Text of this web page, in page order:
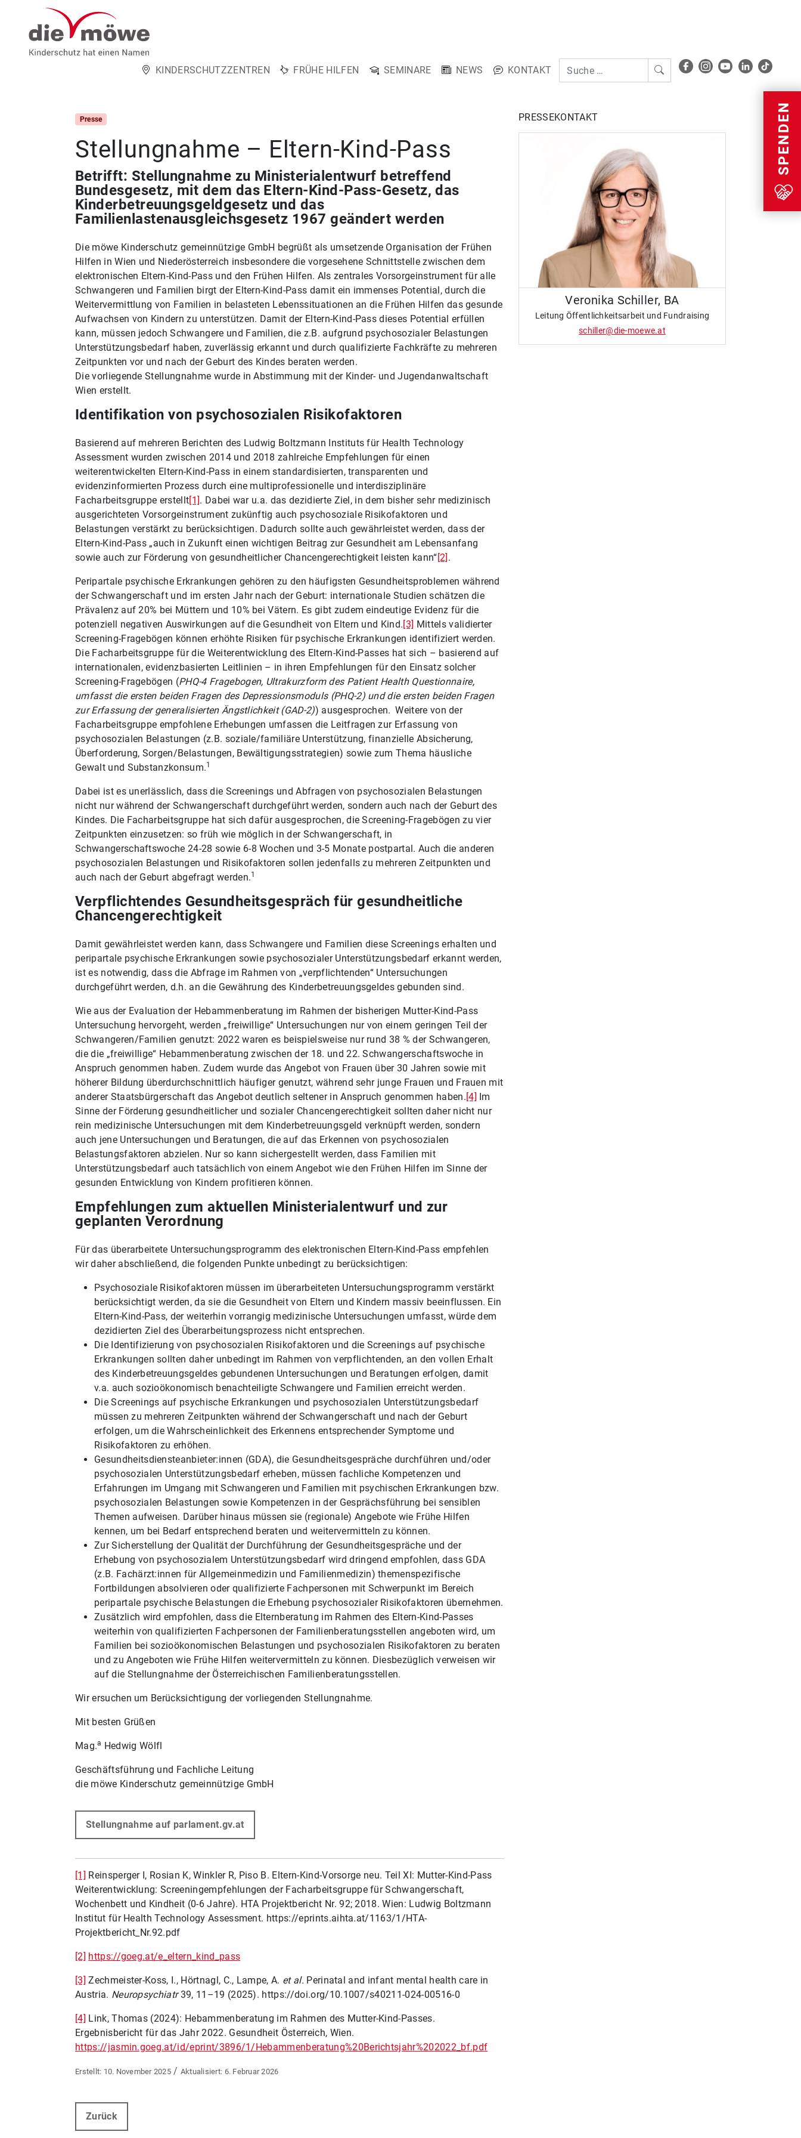
Weiter zum Inhalt
KINDERSCHUTZZENTREN FRÜHE HILFEN SEMINARE NEWS
KONTAKT
Menu
SPENDEN
Presse
Stellungnahme – Eltern-Kind-Pass
Betrifft: Stellungnahme zu Ministerialentwurf betreffend
Bundesgesetz, mit dem das Eltern-Kind-Pass-Gesetz, das
Kinderbetreuungsgeldgesetz und das
Familienlastenausgleichsgesetz 1967 geändert werden
Die möwe Kinderschutz gemeinnützige GmbH begrüßt als umsetzende Organisation der Frühen
Hilfen in Wien und Niederösterreich insbesondere die vorgesehene Schnittstelle zwischen dem
elektronischen Eltern-Kind-Pass und den Frühen Hilfen. Als zentrales Vorsorgeinstrument für alle
Schwangeren und Familien birgt der Eltern-Kind-Pass damit ein immenses Potential, durch die
Weitervermittlung von Familien in belasteten Lebenssituationen an die Frühen Hilfen das gesunde
Aufwachsen von Kindern zu unterstützen. Damit der Eltern-Kind-Pass dieses Potential erfüllen
kann, müssen jedoch Schwangere und Familien, die z.B. aufgrund psychosozialer Belastungen
Unterstützungsbedarf haben, zuverlässig erkannt und durch qualifizierte Fachkräfte zu mehreren
Zeitpunkten vor und nach der Geburt des Kindes beraten werden.
Die vorliegende Stellungnahme wurde in Abstimmung mit der Kinder- und Jugendanwaltschaft
Wien erstellt.
Identifikation von psychosozialen Risikofaktoren
Basierend auf mehreren Berichten des Ludwig Boltzmann Instituts für Health Technology
Assessment wurden zwischen 2014 und 2018 zahlreiche Empfehlungen für einen
weiterentwickelten Eltern-Kind-Pass in einem standardisierten, transparenten und
evidenzinformierten Prozess durch eine multiprofessionelle und interdisziplinäre
Facharbeitsgruppe erstellt[1]. Dabei war u.a. das dezidierte Ziel, in dem bisher sehr medizinisch
ausgerichteten Vorsorgeinstrument zukünftig auch psychosoziale Risikofaktoren und
Belastungen verstärkt zu berücksichtigen. Dadurch sollte auch gewährleistet werden, dass der
Eltern-Kind-Pass „auch in Zukunft einen wichtigen Beitrag zur Gesundheit am Lebensanfang
sowie auch zur Förderung von gesundheitlicher Chancengerechtigkeit leisten kann“[2] .
Peripartale psychische Erkrankungen gehören zu den häufigsten Gesundheitsproblemen während
der Schwangerschaft und im ersten Jahr nach der Geburt: internationale Studien schätzen die
Prävalenz auf 20% bei Müttern und 10% bei Vätern. Es gibt zudem eindeutige Evidenz für die
potenziell negativen Auswirkungen auf die Gesundheit von Eltern und Kind.[3] Mittels validierter
Screening-Fragebögen können erhöhte Risiken für psychische Erkrankungen identifiziert werden.
Die Facharbeitsgruppe für die Weiterentwicklung des Eltern-Kind-Passes hat sich – basierend auf
internationalen, evidenzbasierten Leitlinien – in ihren Empfehlungen für den Einsatz solcher
Screening-Fragebögen (PHQ-4 Fragebogen, Ultrakurzform des Patient Health Questionnaire,
umfasst die ersten beiden Fragen des Depressionsmoduls (PHQ-2) und die ersten beiden Fragen
zur Erfassung der generalisierten Ängstlichkeit (GAD-2)) ausgesprochen. Weitere von der
Facharbeitsgruppe empfohlene Erhebungen umfassen die Leitfragen zur Erfassung von
psychosozialen Belastungen (z.B. soziale/familiäre Unterstützung, finanzielle Absicherung,
Überforderung, Sorgen/Belastungen, Bewältigungsstrategien) sowie zum Thema häusliche
Gewalt und Substanzkonsum.1
Dabei ist es unerlässlich, dass die Screenings und Abfragen von psychosozialen Belastungen
nicht nur während der Schwangerschaft durchgeführt werden, sondern auch nach der Geburt des
Kindes. Die Facharbeitsgruppe hat sich dafür ausgesprochen, die Screening-Fragebögen zu vier
Zeitpunkten einzusetzen: so früh wie möglich in der Schwangerschaft, in
Schwangerschaftswoche 24-28 sowie 6-8 Wochen und 3-5 Monate postpartal. Auch die anderen
psychosozialen Belastungen und Risikofaktoren sollen jedenfalls zu mehreren Zeitpunkten und
auch nach der Geburt abgefragt werden.1
Verpflichtendes Gesundheitsgespräch für gesundheitliche
Chancengerechtigkeit
Damit gewährleistet werden kann, dass Schwangere und Familien diese Screenings erhalten und
peripartale psychische Erkrankungen sowie psychosozialer Unterstützungsbedarf erkannt werden,
ist es notwendig, dass die Abfrage im Rahmen von „verpflichtenden“ Untersuchungen
durchgeführt werden, d.h. an die Gewährung des Kinderbetreuungsgeldes gebunden sind.
Wie aus der Evaluation der Hebammenberatung im Rahmen der bisherigen Mutter-Kind-Pass
Untersuchung hervorgeht, werden „freiwillige“ Untersuchungen nur von einem geringen Teil der
Schwangeren/Familien genutzt: 2022 waren es beispielsweise nur rund 38 % der Schwangeren,
die die „freiwillige“ Hebammenberatung zwischen der 18. und 22. Schwangerschaftswoche in
Anspruch genommen haben. Zudem wurde das Angebot von Frauen über 30 Jahren sowie mit
höherer Bildung überdurchschnittlich häufiger genutzt, während sehr junge Frauen und Frauen mit
anderer Staatsbürgerschaft das Angebot deutlich seltener in Anspruch genommen haben.[4] Im
Sinne der Förderung gesundheitlicher und sozialer Chancengerechtigkeit sollten daher nicht nur
rein medizinische Untersuchungen mit dem Kinderbetreuungsgeld verknüpft werden, sondern
auch jene Untersuchungen und Beratungen, die auf das Erkennen von psychosozialen
Belastungsfaktoren abzielen. Nur so kann sichergestellt werden, dass Familien mit
Unterstützungsbedarf auch tatsächlich von einem Angebot wie den Frühen Hilfen im Sinne der
gesunden Entwicklung von Kindern profitieren können.
Empfehlungen zum aktuellen Ministerialentwurf und zur
geplanten Verordnung
Für das überarbeitete Untersuchungsprogramm des elektronischen Eltern-Kind-Pass empfehlen
wir daher abschließend, die folgenden Punkte unbedingt zu berücksichtigen:
Psychosoziale Risikofaktoren müssen im überarbeiteten Untersuchungsprogramm verstärkt
berücksichtigt werden, da sie die Gesundheit von Eltern und Kindern massiv beeinflussen. Ein
Eltern-Kind-Pass, der weiterhin vorrangig medizinische Untersuchungen umfasst, würde dem
dezidierten Ziel des Überarbeitungsprozess nicht entsprechen.
Die Identifizierung von psychosozialen Risikofaktoren und die Screenings auf psychische
Erkrankungen sollten daher unbedingt im Rahmen von verpflichtenden, an den vollen Erhalt
des Kinderbetreuungsgeldes gebundenen Untersuchungen und Beratungen erfolgen, damit
v.a. auch sozioökonomisch benachteiligte Schwangere und Familien erreicht werden.
Die Screenings auf psychische Erkrankungen und psychosozialen Unterstützungsbedarf
müssen zu mehreren Zeitpunkten während der Schwangerschaft und nach der Geburt
erfolgen, um die Wahrscheinlichkeit des Erkennens entsprechender Symptome und
Risikofaktoren zu erhöhen.
Gesundheitsdiensteanbieter:innen (GDA), die Gesundheitsgespräche durchführen und/oder
psychosozialen Unterstützungsbedarf erheben, müssen fachliche Kompetenzen und
Erfahrungen im Umgang mit Schwangeren und Familien mit psychischen Erkrankungen bzw.
psychosozialen Belastungen sowie Kompetenzen in der Gesprächsführung bei sensiblen
Themen aufweisen. Darüber hinaus müssen sie (regionale) Angebote wie Frühe Hilfen
kennen, um bei Bedarf entsprechend beraten und weitervermitteln zu können.
Zur Sicherstellung der Qualität der Durchführung der Gesundheitsgespräche und der
Erhebung von psychosozialem Unterstützungsbedarf wird dringend empfohlen, dass GDA
(z.B. Fachärzt:innen für Allgemeinmedizin und Familienmedizin) themenspezifische
Fortbildungen absolvieren oder qualifizierte Fachpersonen mit Schwerpunkt im Bereich
peripartale psychische Belastungen die Erhebung psychosozialer Risikofaktoren übernehmen.
Zusätzlich wird empfohlen, dass die Elternberatung im Rahmen des Eltern-Kind-Passes
weiterhin von qualifizierten Fachpersonen der Familienberatungsstellen angeboten wird, um
Familien bei sozioökonomischen Belastungen und psychosozialen Risikofaktoren zu beraten
und zu Angeboten wie Frühe Hilfen weitervermitteln zu können. Diesbezüglich verweisen wir
auf die Stellungnahme der Österreichischen Familienberatungsstellen.
Wir ersuchen um Berücksichtigung der vorliegenden Stellungnahme.
Mit besten Grüßen
Mag.a Hedwig Wölfl
Geschäftsführung und Fachliche Leitung
die möwe Kinderschutz gemeinnützige GmbH
Stellungnahme auf parlament.gv.at
[1] Reinsperger I, Rosian K, Winkler R, Piso B. Eltern-Kind-Vorsorge neu. Teil XI: Mutter-Kind-Pass
Weiterentwicklung: Screeningempfehlungen der Facharbeitsgruppe für Schwangerschaft,
Wochenbett und Kindheit (0-6 Jahre). HTA Projektbericht Nr. 92; 2018. Wien: Ludwig Boltzmann
Institut für Health Technology Assessment. https://eprints.aihta.at/1163/1/HTA-
Projektbericht_Nr.92.pdf
[2] https://goeg.at/e_eltern_kind_pass
[3] Zechmeister-Koss, I., Hörtnagl, C., Lampe, A. et al. Perinatal and infant mental health care in
Austria. Neuropsychiatr39, 11–19 (2025). https://doi.org/10.1007/s40211-024-00516-0
[4] Link, Thomas (2024): Hebammenberatung im Rahmen des Mutter-Kind-Passes.
Ergebnisbericht für das Jahr 2022. Gesundheit Österreich, Wien.
https://jasmin.goeg.at/id/eprint/3896/1/Hebammenberatung%20Berichtsjahr%202022_bf.pdf
10. November 2025 / 6. Februar 2026
Zurück
PRESSEKONTAKT
Veronika Schiller, BA
Leitung Öffentlichkeitsarbeit und Fundraising
schiller@die-moewe.at